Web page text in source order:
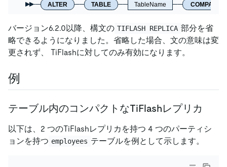
ALTER TABLE TableName COMPACT
バージョン6.2.0以降、構文の TIFLASH REPLICA 部分を省
略できるようになりました。省略した場合、文の意味は変
更されず、 TiFlashに対してのみ有効になります。
例
テーブル内のコンパクトなTiFlashレプリカ
以下は、2 つのTiFlashレプリカを持つ 4 つのパーティシ
ョンを持つ employees テーブルを例として示します。